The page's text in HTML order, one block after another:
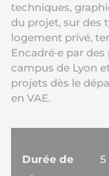
techniques,
du projet, sur des
logement privé,
Encadré·e par
campus de Lyon
projets dès le
en VAE.
Durée de
5